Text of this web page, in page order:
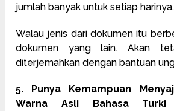
jumlah banyak untuk setiap harinya.
Walau jenis dari dokumen itu
dokumen yang lain. Akan
diterjemahkan dengan bantuan
5. Punya Kemampuan
Warna Asli Bahasa Turki